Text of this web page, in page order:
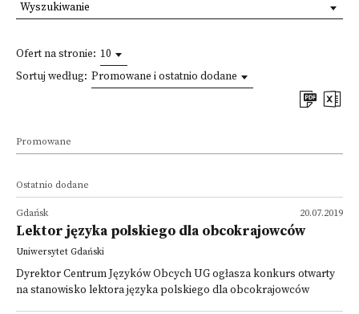
Ofert na stronie: 10
Sortuj według: Promowane i ostatnio dodane
Promowane
Ostatnio dodane
20.07.2019
Gdańsk
Lektor języka polskiego dla obcokrajowców
Uniwersytet Gdański
Dyrektor Centrum Języków Obcych UG ogłasza konkurs otwarty
na stanowisko lektora języka polskiego dla obcokrajowców
Wyszukiwanie